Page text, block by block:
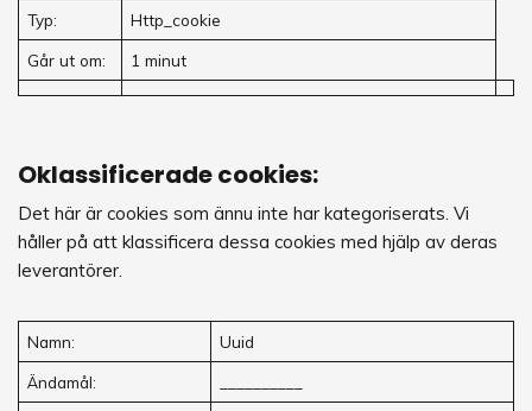
Typ:
Http_cookie
Går ut om:
1 minut
Oklassificerade cookies:
Det här är cookies som ännu inte har kategoriserats. Vi
håller på att klassificera dessa cookies med hjälp av deras
leverantörer.
Namn:
Uuid
Ändamål: